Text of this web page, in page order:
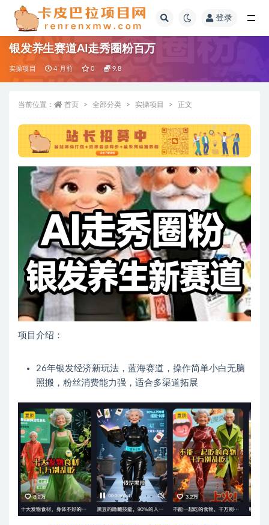
登录
银发养生赛道AI走秀圈粉百万
实操项目 4 月前 0 9.8
当前位置： 首页 全部分类 实操项目 正文
项目介绍：
26年银发经济新玩法，蓝海赛道，操作简单小白无脑
照搬，粉丝消费能力强，适合多渠道拓展
全部